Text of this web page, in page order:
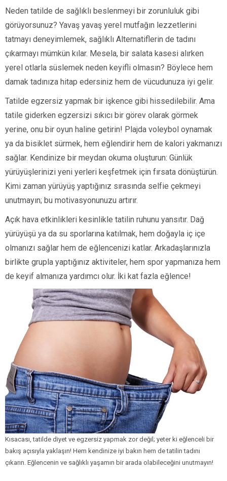
Neden tatilde de sağlıklı beslenmeyi bir zorunluluk gibi
görüyorsunuz? Yavaş yavaş yerel mutfağın lezzetlerini
tatmayı deneyimlemek, sağlıklı Alternatiflerin de tadını
çıkarmayı mümkün kılar. Mesela, bir salata kasesi alırken
yerel otlarla süslemek neden keyifli olmasın? Böylece hem
damak tadınıza hitap edersiniz hem de vücudunuza iyi gelir.
Tatilde egzersiz yapmak bir işkence gibi hissedilebilir. Ama
tatile giderken egzersizi sıkıcı bir görev olarak görmek
yerine, onu bir oyun haline getirin! Plajda voleybol oynamak
ya da bisiklet sürmek, hem eğlendirir hem de kalori yakmanızı
sağlar. Kendinize bir meydan okuma oluşturun: Günlük
yürüyüşlerinizi yeni yerleri keşfetmek için fırsata dönüştürün.
Kimi zaman yürüyüş yaptığınız sırasında selfie çekmeyi
unutmayın; bu motivasyonunuzu artırır.
Açık hava etkinlikleri kesinlikle tatilin ruhunu yansıtır. Dağ
yürüyüşü ya da su sporlarına katılmak, hem doğayla iç içe
olmanızı sağlar hem de eğlencenizi katlar. Arkadaşlarınızla
birlikte grupla yaptığınız aktiviteler, hem spor yapmanıza hem
de keyif almanıza yardımcı olur. İki kat fazla eğlence!
Kısacası, tatilde diyet ve egzersiz yapmak zor değil; yeter ki eğlenceli bir
bakış açısıyla yaklaşın! Hem kendinize iyi bakın hem de tatilin tadını
çıkarın. Eğlencenin ve sağlıklı yaşamın bir arada olabileceğini unutmayın!